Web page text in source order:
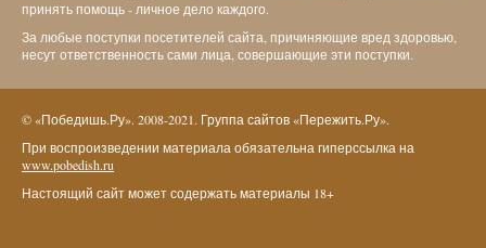
принять помощь - личное дело каждого.
За любые поступки посетителей сайта, причиняющие вред здоровью,
несут ответственность сами лица, совершающие эти поступки.
© «Победишь.Ру». 2008-2021. Группа сайтов «Пережить.Ру».
При воспроизведении материала обязательна гиперссылка на
www.pobedish.ru
Настоящий сайт может содержать материалы 18+